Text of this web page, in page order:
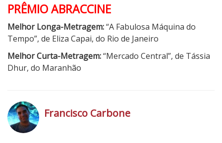
PRÊMIO ABRACCINE
Melhor Longa-Metragem:“A Fabulosa Máquina do
Tempo”, de Eliza Capai, do Rio de Janeiro
Melhor Curta-Metragem:“Mercado Central”, de Tássia
Dhur, do Maranhão
Francisco Carbone